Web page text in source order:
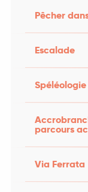
Pêcher
Escalade
Spéléologie
parcours
Via Ferrata
Facile
11.0 km